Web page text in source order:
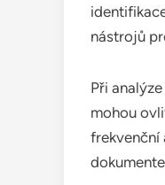
nástrojů
Při
mohou
frekvenční